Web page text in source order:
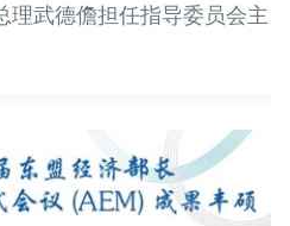
理武德儋担任指导委员会主